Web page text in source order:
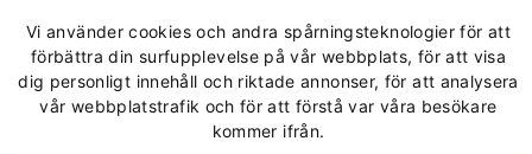
Vi använder cookies och andra spårningsteknologier för att
förbättra din surfupplevelse på vår webbplats, för att visa
dig personligt innehåll och riktade annonser, för att analysera
vår webbplatstrafik och för att förstå var våra besökare
kommer ifrån.